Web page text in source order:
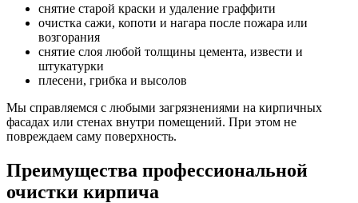
снятие старой краски и удаление граффити
очистка сажи, копоти и нагара после пожара или
возгорания
снятие слоя любой толщины цемента, извести и
штукатурки
плесени, грибка и высолов
Мы справляемся с любыми загрязнениями на кирпичных
фасадах или стенах внутри помещений. При этом не
повреждаем саму поверхность.
Преимущества профессиональной
очистки кирпича